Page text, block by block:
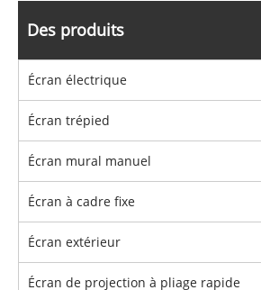
Des produits
Écran électrique
Écran trépied
Écran mural manuel
Écran à cadre fixe
Écran extérieur
Écran de projection à pliage rapide